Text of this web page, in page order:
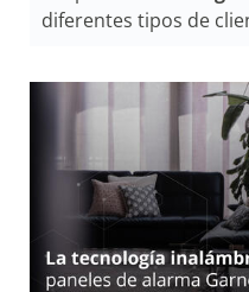
diferentes tipos de
exploraremos las
business) y
se aplican en el
electrónica. Desde
hastaempresas de
de productos de
enfrenta desafíos
únicos. Descubre